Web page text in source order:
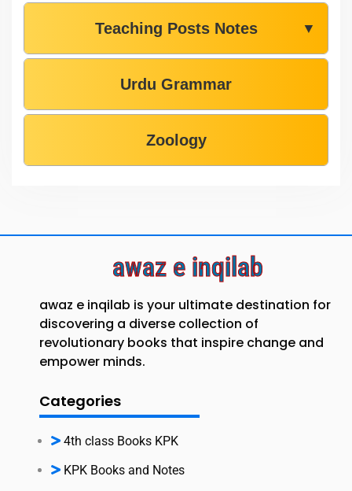
Teaching Posts Notes ▼
Urdu Grammar
Zoology
awaz e inqilab
awaz e inqilab is your ultimate destination for
discovering a diverse collection of
revolutionary books that inspire change and
empower minds.
Categories
4th class Books KPK
KPK Books and Notes